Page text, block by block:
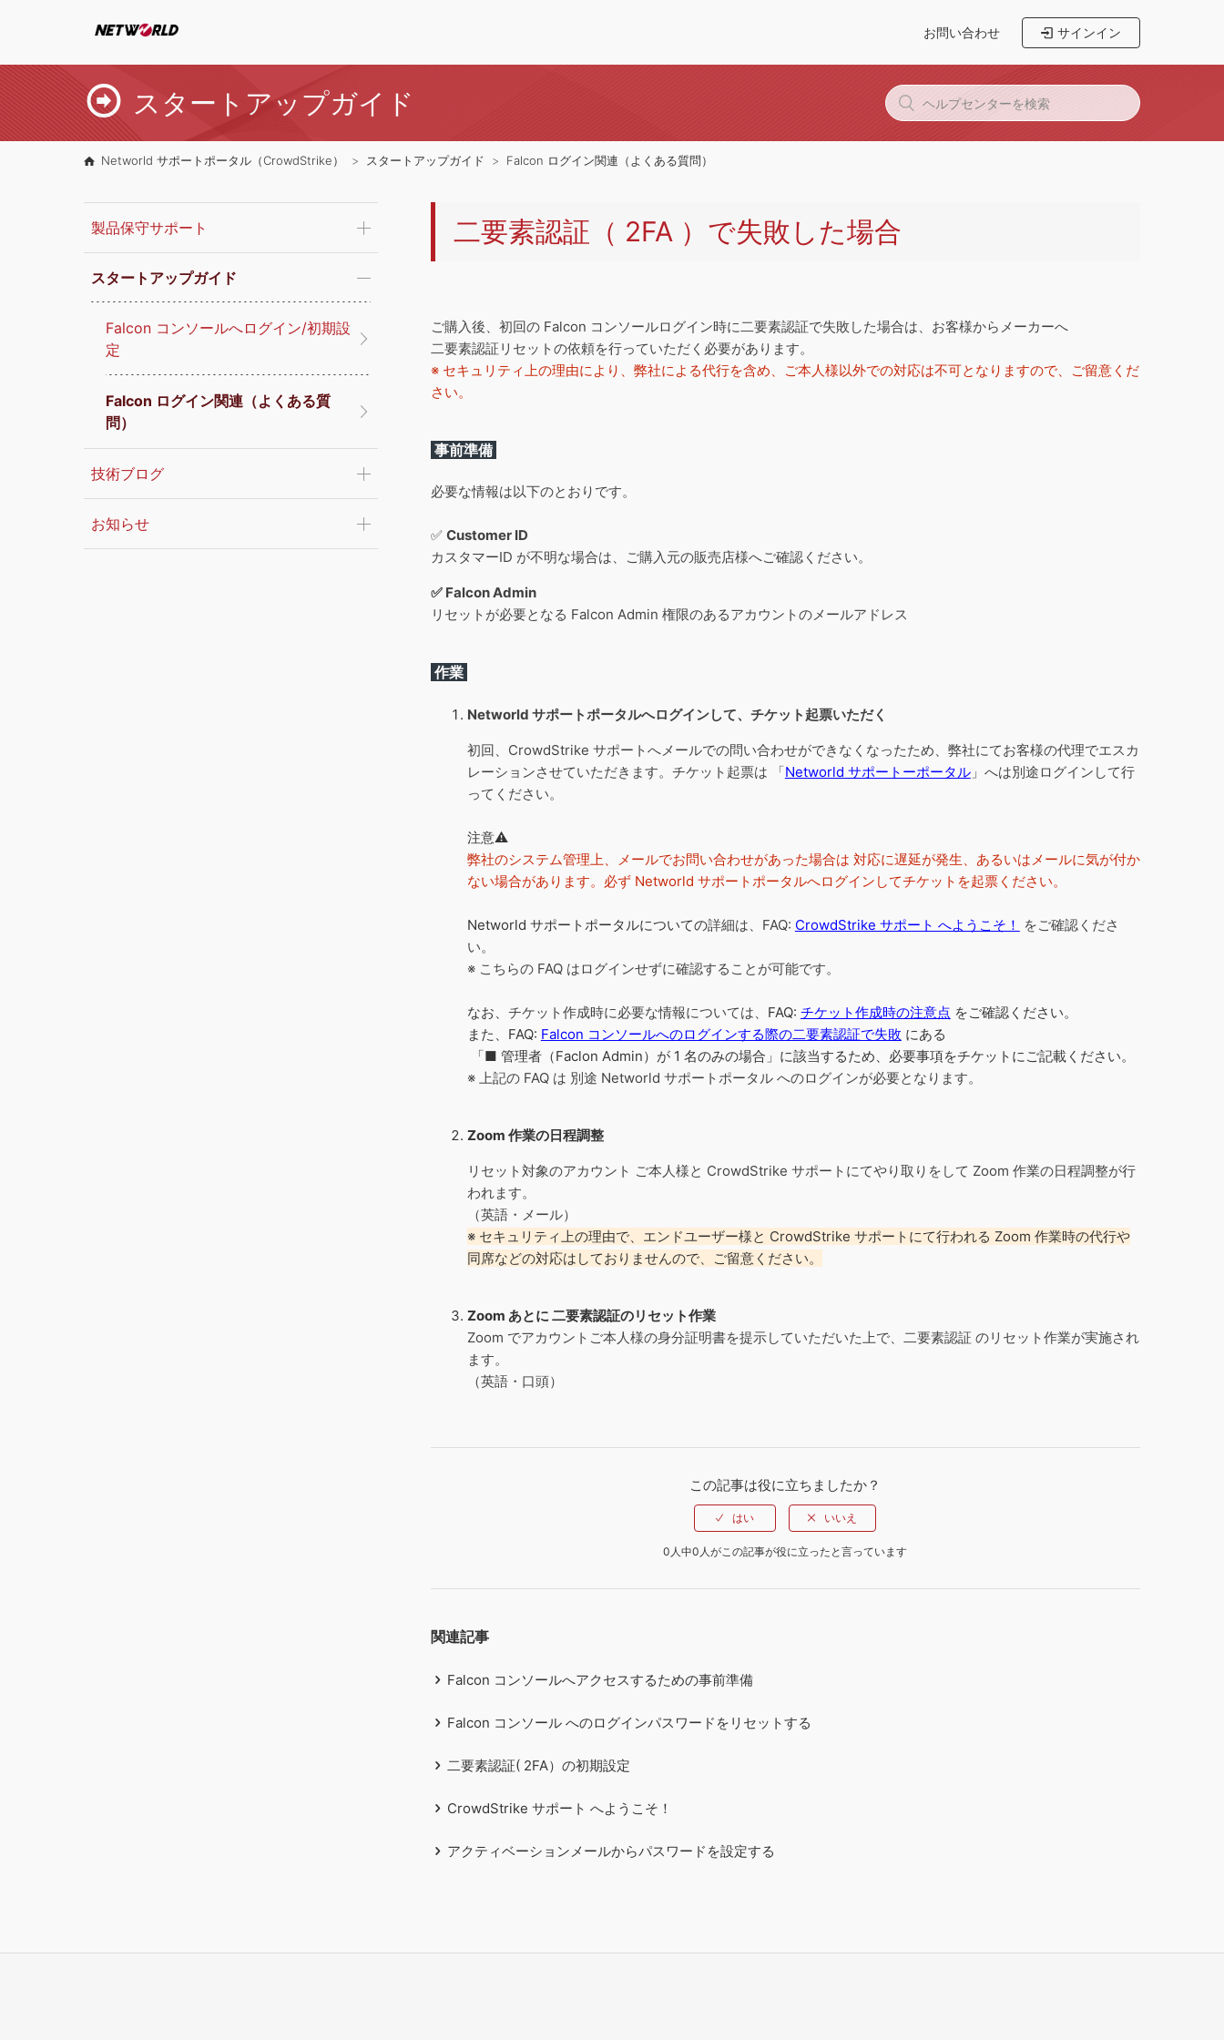
お問い合わせ サインイン
スタートアップガイド
Networld サポートポータル（CrowdStrike） スタートアップガイド Falcon ログイン関連（よくある質問）
製品保守サポート
スタートアップガイド
Falcon コンソールへログイン/初期設
定
Falcon ログイン関連（よくある質
問）
技術ブログ
お知らせ
二要素認証（ 2FA ）で失敗した場合
ご購入後、初回の Falcon コンソールログイン時に二要素認証で失敗した場合は、お客様からメーカーへ
二要素認証リセットの依頼を行っていただく必要があります。
※ セキュリティ上の理由により、弊社による代行を含め、ご本人様以外での対応は不可となりますので、ご留意くだ
さい。
事前準備
必要な情報は以下のとおりです。
✅ Customer ID
カスタマーID が不明な場合は、ご購入元の販売店様へご確認ください。
✅ Falcon Admin
リセットが必要となる Falcon Admin 権限のあるアカウントのメールアドレス
作業
Networld サポートポータルへログインして、チケット起票いただく
初回、CrowdStrike サポートへメールでの問い合わせができなくなったため、弊社にてお客様の代理でエスカ
レーションさせていただきます。チケット起票は 「Networld サポートーポータル」へは別途ログインして行
ってください。
注意⚠️
弊社のシステム管理上、メールでお問い合わせがあった場合は 対応に遅延が発生、あるいはメールに気が付か
ない場合があります。必ず Networld サポートポータルへログインしてチケットを起票ください。
Networld サポートポータルについての詳細は、FAQ: CrowdStrike サポート へようこそ！
をご確認くださ
い。
※ こちらの FAQ はログインせずに確認することが可能です。
なお、 チケット作成時に必要な情報については、 FAQ: チケット作成時の注意点 をご確認ください。
また、FAQ: Falcon コンソールへのログインする際の二要素認証で失敗 にある
「■ 管理者（Faclon Admin）が 1 名のみの場合」に該当するため、必要事項をチケットにご記載ください。
※ 上記の FAQ は 別途 Networld サポートポータル へのログインが必要となります。
Zoom 作業の日程調整
リセット対象のアカウント ご本人様と CrowdStrike サポートにてやり取りをして Zoom 作業の日程調整が行
われます。
（英語・メール）
※ セキュリティ上の理由で、エンドユーザー様と CrowdStrike サポートにて行われる Zoom 作業時の代行や
同席などの対応はしておりませんので、ご留意ください。
Zoom あとに 二要素認証のリセット作業
Zoom でアカウントご本人様の身分証明書を提示していただいた上で、二要素認証 のリセット作業が実施され
ます。
（英語・口頭）
この記事は役に立ちましたか？
0人中0人がこの記事が役に立ったと言っています
関連記事
Falcon コンソールへアクセスするための事前準備
Falcon コンソール へのログインパスワードをリセットする
二要素認証( 2FA）の初期設定
CrowdStrike サポート へようこそ！
アクティベーションメールからパスワードを設定する